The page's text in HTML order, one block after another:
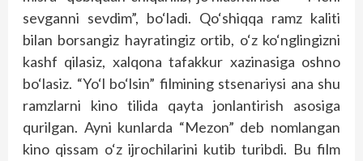
sevganni sevdim”, bo‘ladi. Qo‘shiqqa ramz kaliti
bilan borsangiz hayratingiz ortib, o‘z ko‘nglingizni
kashf qilasiz, xalqona tafakkur xazinasiga oshno
bo‘lasiz. “Yo‘l bo‘lsin” filmining stsenariysi ana shu
ramzlarni kino tilida qayta jonlantirish asosiga
qurilgan. Ayni kunlarda “Mezon” deb nomlangan
kino qissam o‘z ijrochilarini kutib turibdi. Bu film